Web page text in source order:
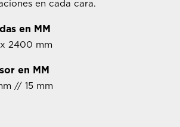
en cada cara.
en MM
2400 mm
en MM
// 15 mm